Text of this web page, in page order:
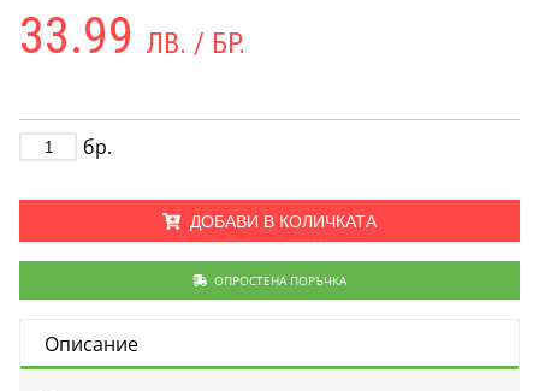
33.99 ЛВ. / БР.
бр.
ДОБАВИ В КОЛИЧКАТА
ОПРОСТЕНА ПОРЪЧКА
Описание